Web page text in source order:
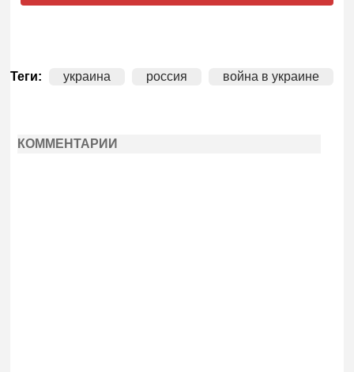
Теги: украина россия война в украине
КОММЕНТАРИИ